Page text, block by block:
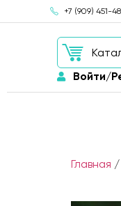
+7 (909) 451-
Войти/
Главная /